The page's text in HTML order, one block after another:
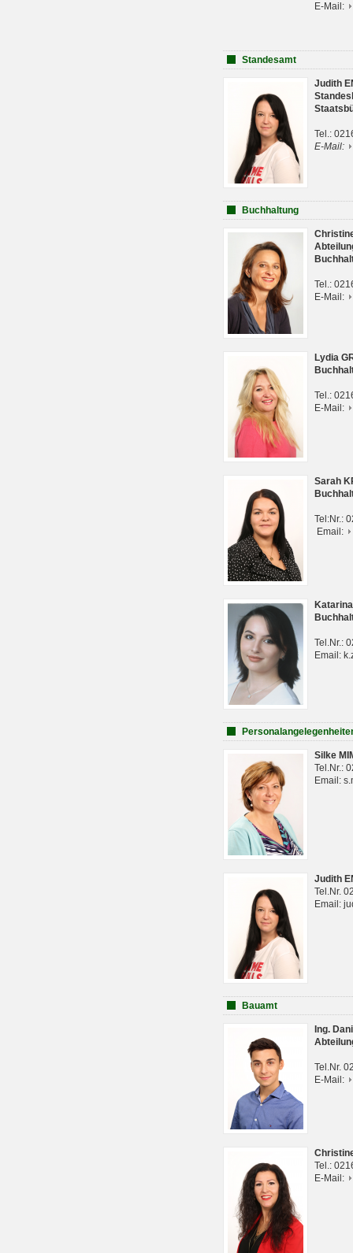
E-Mail:
Standesamt
Judith
Tel.:
E-Mail:
Buchhaltung
Tel.:
E-Mail:
Lydia
Tel.:
E-Mail:
Sarah
Tel:Nr.:
Email:
Tel.Nr.:
Email:
Silke
Tel.Nr.:
Email:
Judith
Tel.Nr.
Email:
Bauamt
Ing.
Tel.Nr.
E-Mail:
Tel.:
E-Mail: